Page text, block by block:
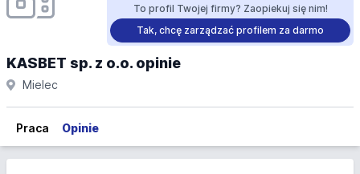
To profil Twojej firmy? Zaopiekuj się nim!
Tak, chcę zarządzać profilem za darmo
KASBET sp. z o.o. opinie
Mielec
Praca Opinie